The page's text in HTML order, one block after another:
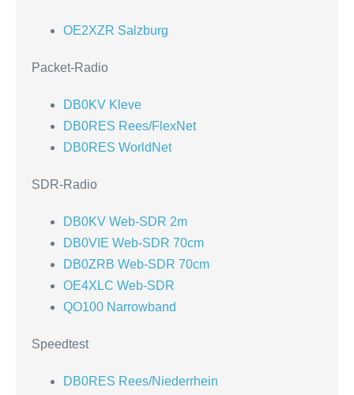
OE2XZR Salzburg
Packet-Radio
DB0KV Kleve
DB0RES Rees/FlexNet
DB0RES WorldNet
SDR-Radio
DB0KV Web-SDR 2m
DB0VIE Web-SDR 70cm
DB0ZRB Web-SDR 70cm
OE4XLC Web-SDR
QO100 Narrowband
Speedtest
DB0RES Rees/Niederrhein